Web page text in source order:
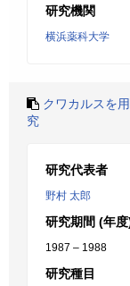
研究機関
横浜薬科大学
クワカルスを
究
研究代表者
野村 太郎
研究期間 (年度
1987 – 1988
研究種目